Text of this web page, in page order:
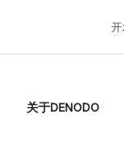
关于DENODO